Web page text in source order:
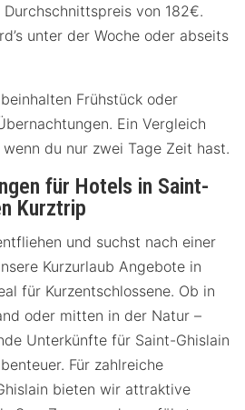
von 182€.
unter der Woche oder abseits
Frühstück oder
Ein Vergleich
du nur zwei Tage Zeit hast.
für Hotels in Saint-
Kurztrip
und suchst nach einer
Kurzurlaub Angebote in
für Kurzentschlossene. Ob in
oder mitten in der Natur –
Unterkünfte für Saint-Ghislain
Für zahlreiche
bieten wir attraktive